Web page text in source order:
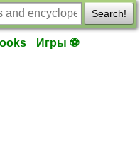
Search!
Игры ⚽